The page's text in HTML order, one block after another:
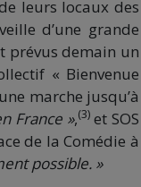
leurs locaux des
d’une grande
prévus demain un
« Bienvenue
marche jusqu’à
France »,(3)et SOS
de la Comédie à
possible. »